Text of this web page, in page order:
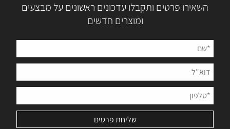
השאירו פרטים ותקבלו עדכונים ראשונים על מבצעים
ומוצרים חדשים